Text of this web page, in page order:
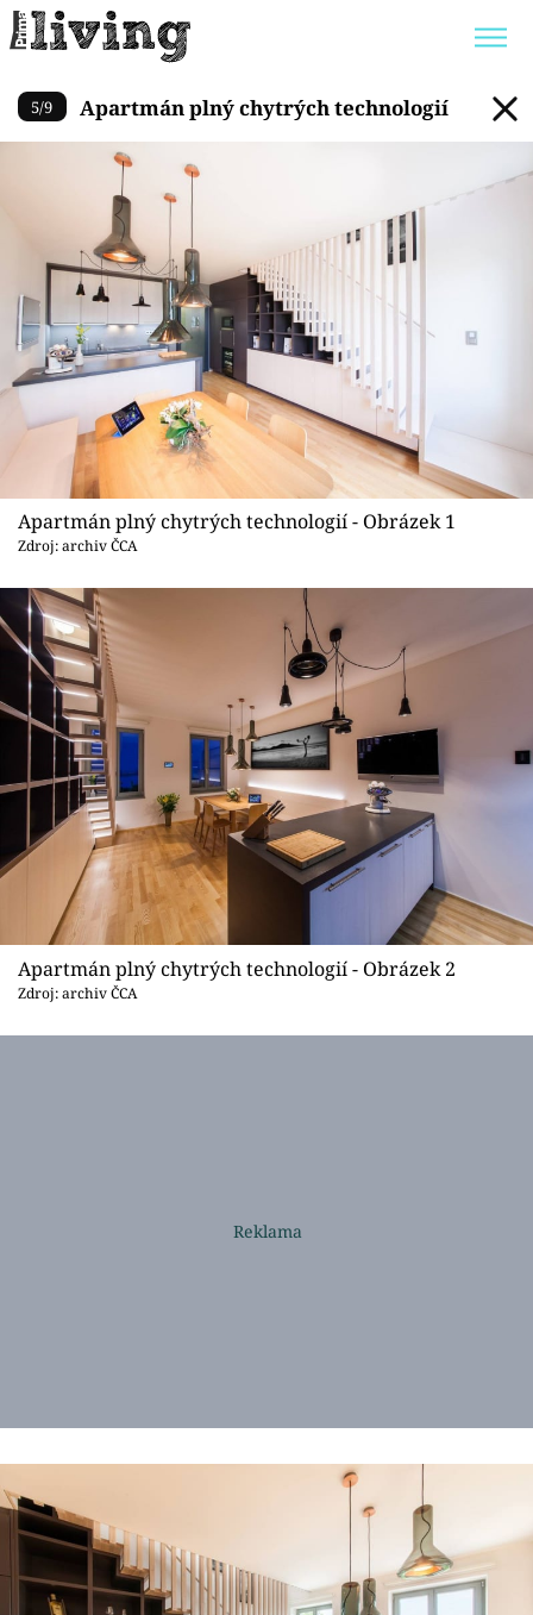
Trendy: JAK UŠETŘIT
POKOJOVÉ KVĚTINY
BYDLENÍ SLAVNÝCH
Témata
Bydlení
Zahrada
Design
Sledujte prima+
Přihlášení
Sledujte nás
Apartmán plný chytrých
5/9 Apartmán plný chytrých technologií
Apartmán plný chytrých technologií - Obrázek 1
Zdroj: archiv ČCA
Apartmán plný chytrých technologií - Obrázek 2
Zdroj: archiv ČCA